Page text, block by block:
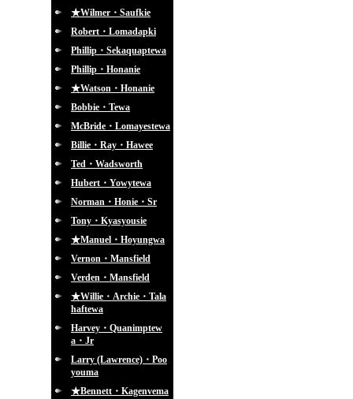
★Wilmer・Saufkie
Robert・Lomadapki
Phillip・Sekaquaptewa
Phillip・Honanie
★Watson・Honanie
Bobbie・Tewa
McBride・Lomayestewa
Billie・Ray・Hawee
Ted・Wadsworth
Hubert・Yowytewa
Norman・Honie・Sr
Tony・Kyasyousie
★Manuel・Hoyungwa
Vernon・Mansfield
Verden・Mansfield
★Willie・Archie・Tala
haftewa
Harvey・Quanimptew
a・Jr
Larry (Lawrence)・Poo
youma
★Bennett・Kagenvema